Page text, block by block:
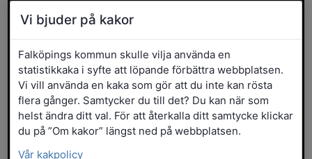
Avslutade byggprojekt
Här kan du ta del av genomförda
byggprojekt.
Pågående byggprojekt
Vi bjuder på kakor
Falköpings kommun skulle vilja använda en
statistikkaka i syfte att löpande förbättra webbplatsen.
Vi vill använda en kaka som gör att du inte kan rösta
flera gånger. Samtycker du till det? Du kan när som
helst ändra ditt val. För att återkalla ditt samtycke klickar
du på ”Om kakor” längst ned på webbplatsen.
Vår kakpolicy